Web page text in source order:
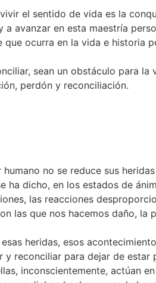
el sentido de vida es la
avanzar en esta maestría
ocurra en la vida e historia
sean un obstáculo para
perdón y reconciliación.
no se reduce sus
dicho, en los estados de
las reacciones
las que nos hacemos daño,
heridas, esos
y reconciliar para dejar de
inconscientemente, actúan